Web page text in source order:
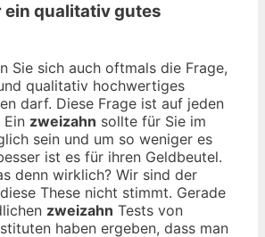
ein qualitativ gutes
Sie sich auch oftmals die Frage,
qualitativ hochwertiges
darf. Diese Frage ist auf jeden
zweizahn sollte für Sie im
sein und um so weniger es
ist es für ihren Geldbeutel.
denn wirklich? Wir sind der
These nicht stimmt. Gerade
zweizahn Tests von
haben ergeben, dass man